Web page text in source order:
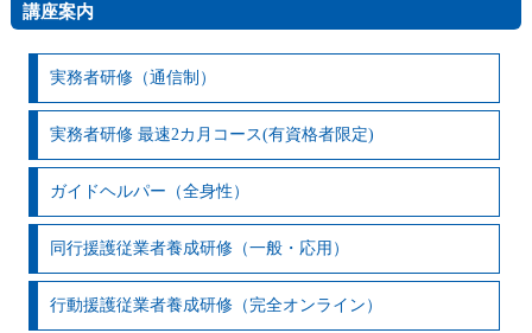
講座案内
実務者研修（通信制）
実務者研修 最速2カ月コース(有資格者限定)
ガイドヘルパー（全身性）
同行援護従業者養成研修（一般・応用）
行動援護従業者養成研修（完全オンライン）